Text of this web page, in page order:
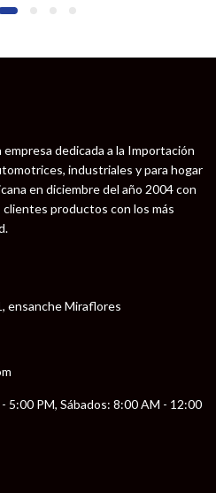
dedicada a la Importación
industriales y para hogar
en diciembre del año 2004 con
productos con los más
ensanche Miraflores
5:00 PM, Sábados: 8:00 AM - 12:00